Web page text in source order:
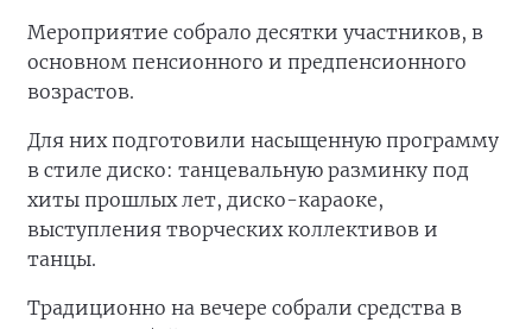
Мероприятие собрало десятки участников, в
основном пенсионного и предпенсионного
возрастов.
Для них подготовили насыщенную программу
в стиле диско: танцевальную разминку под
хиты прошлых лет, диско-караоке,
выступления творческих коллективов и
танцы.
Традиционно на вечере собрали средства в